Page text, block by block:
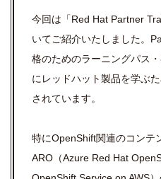
今回は「Red Hat Partner
いてご紹介いたしました。
格のためのラーニングパス
にレッドハット製品を学ぶ
されています。
特にOpenShift関連のコンテ
ARO（Azure Red Hat